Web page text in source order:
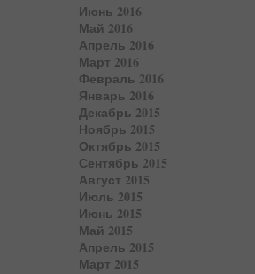
Июнь 2016
Май 2016
Апрель 2016
Март 2016
Февраль 2016
Январь 2016
Декабрь 2015
Ноябрь 2015
Октябрь 2015
Сентябрь 2015
Август 2015
Июль 2015
Июнь 2015
Май 2015
Апрель 2015
Март 2015